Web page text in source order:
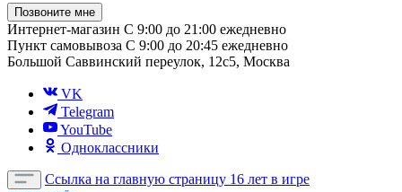
Позвоните мне
Интернет-магазин С 9:00 до 21:00 ежедневно
Пункт самовывоза С 9:00 до 20:45 ежедневно
Большой Саввинский переулок, 12с5, Москва
VK
Telegram
YouTube
Одноклассники
Ссылка на главную страницу 16 лет в игре